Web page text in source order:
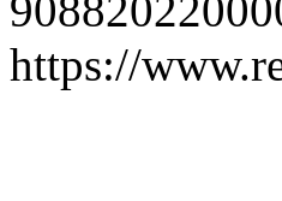
https://